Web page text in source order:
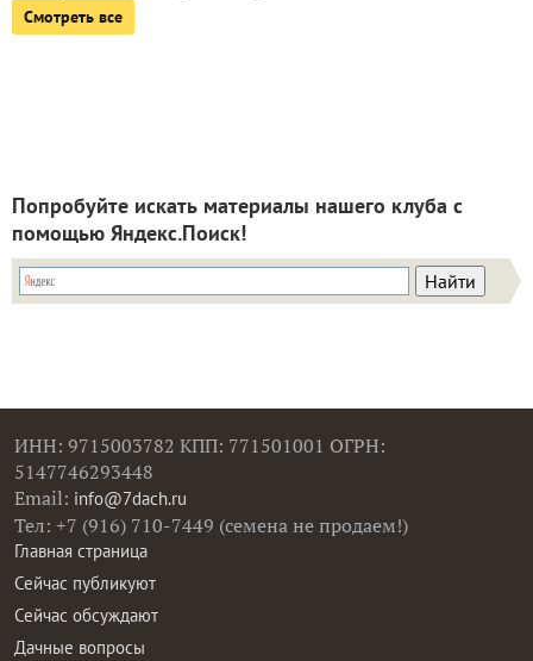
Смотреть все
Попробуйте искать материалы нашего клуба с
помощью Яндекс.Поиск!
ИНН: 9715003782 КПП: 771501001 ОГРН:
5147746293448
Email: info@7dach.ru
Тел: +7 (916) 710-7449 (семена не продаем!)
Главная страница
Сейчас публикуют
Сейчас обсуждают
Дачные вопросы